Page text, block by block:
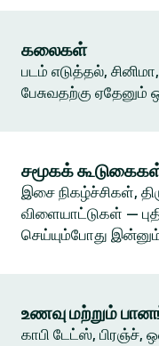
கலைகள்
படம் எடுத்தல்,
பேசுவதற்கு
சமூகக்
இசை நிகழ்ச்சிகள்,
விளையாட்டுகள் —
செய்யும்போது
உணவு மற்றும்
காபி டேட்ஸ், பிரஞ்ச்,